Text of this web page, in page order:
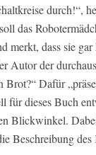
durch!“,
das
merkt, dass sie
Autor der
Dafür
für dieses Buch
Blickwinkel.
Beschreibung